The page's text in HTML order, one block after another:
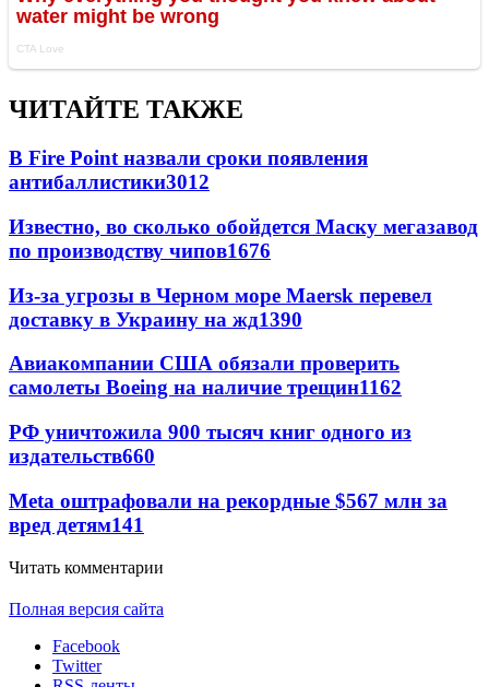
ЧИТАЙТЕ ТАКЖЕ
В Fire Point назвали сроки появления
антибаллистики3012
Известно, во сколько обойдется Маску мегазавод
по производству чипов1676
Из-за угрозы в Черном море Maersk перевел
доставку в Украину на жд1390
Авиакомпании США обязали проверить
самолеты Boeing на наличие трещин1162
РФ уничтожила 900 тысяч книг одного из
издательств660
Meta оштрафовали на рекордные $567 млн за
вред детям141
Читать комментарии
Полная версия сайта
Facebook
Twitter